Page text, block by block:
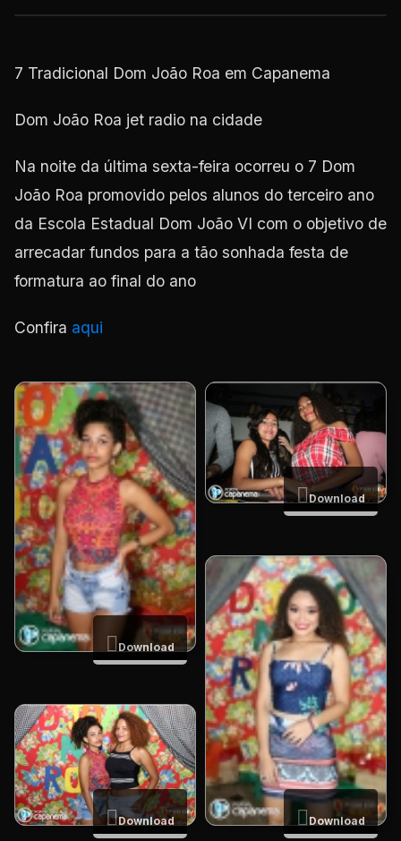
7 Tradicional Dom João Roa em Capanema
Dom João Roa jet radio na cidade
Na noite da última sexta-feira ocorreu o 7 Dom
João Roa promovido pelos alunos do terceiro ano
da Escola Estadual Dom João VI com o objetivo de
arrecadar fundos para a tão sonhada festa de
formatura ao final do ano
Confira aqui
Download
Download
Download
Download